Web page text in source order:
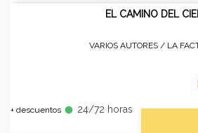
EL CAMINO DEL
VARIOS AUTORES / LA
+ descuentos fiber_manual_record 24/72 horas